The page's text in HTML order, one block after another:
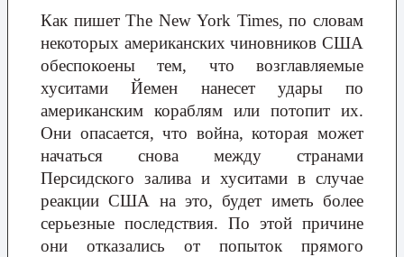
Как пишет The New York Times, по словам
некоторых американских чиновников США
обеспокоены тем, что возглавляемые
хуситами Йемен нанесет удары по
американским кораблям или потопит их.
Они опасается, что война, которая может
начаться снова между странами
Персидского залива и хуситами в случае
реакции США на это, будет иметь более
серьезные последствия. По этой причине
они отказались от попыток прямого